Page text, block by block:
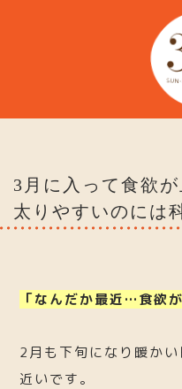
3月に入って食欲
太りやすいのには
「なんだか最近…食欲
2月も下旬になり暖か
近いです。